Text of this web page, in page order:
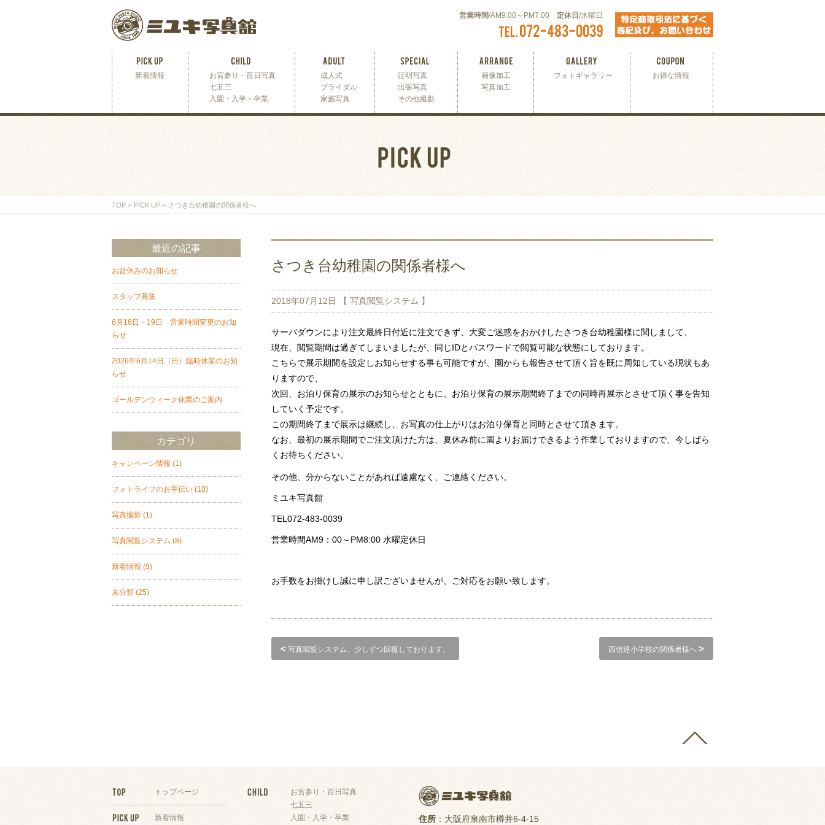
営業時間/AM9:00～PM7:00 定休日 /水曜日
新着情報
お宮参り・百日写真
七五三
入園・入学・卒業
成人式
ブライダル
家族写真
証明写真
出張写真
その他撮影
画像加工
写真加工
フォトギャラリー お得な情報
TOP > PICK UP > さつき台幼稚園の関係者様へ
さつき台幼稚園の関係者様へ
2018年07月12日 【 写真閲覧システム 】
サーバダウンにより注文最終日付近に注文できず、大変ご迷惑をおかけしたさつき台幼稚園様に関しまして、
現在、閲覧期間は過ぎてしまいましたが、同じIDとパスワードで閲覧可能な状態にしております。
こちらで展示期間を設定しお知らせする事も可能ですが、園からも報告させて頂く旨を既に周知している現状もあ
りますので、
次回、お泊り保育の展示のお知らせとともに、お泊り保育の展示期間終了までの同時再展示とさせて頂く事を告知
していく予定です。
この期間終了まで展示は継続し、お写真の仕上がりはお泊り保育と同時とさせて頂きます。
なお、最初の展示期間でご注文頂けた方は、夏休み前に園よりお届けできるよう作業しておりますので、今しばら
くお待ちください。
その他、分からないことがあれば遠慮なく、ご連絡ください。
ミユキ写真館
TEL072-483-0039
営業時間AM9：00～PM8:00 水曜定休日
お手数をお掛けし誠に申し訳ございませんが、ご対応をお願い致します。
西信達小学校の関係者様へ >
< 写真閲覧システム、少しずつ回復しております。
最近の記事
お盆休みのお知らせ
スタッフ募集
6月16日・19日 営業時間変更のお知
らせ
2026年6月14日（日）臨時休業のお知
らせ
ゴールデンウィーク休業のご案内
カテゴリ
キャンペーン情報 (1)
フォトライフのお手伝い (10)
写真撮影 (1)
写真閲覧システム (8)
新着情報 (9)
未分類 (25)
トップページ
新着情報
お宮参り・百日写真
七五三
入園・入学・卒業
住所 ：大阪府泉南市樽井6-4-15